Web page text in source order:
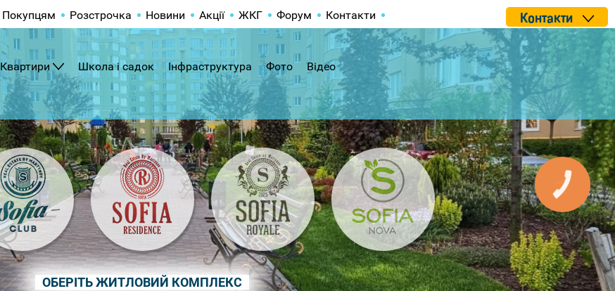
ОБЕРІТЬ ЖИТЛОВИЙ КОМПЛЕКС
Покупцям Розстрочка Новини Акції ЖКГ Форум Контакти Контакти
Квартири Школа і садок Інфраструктура Фото Відео